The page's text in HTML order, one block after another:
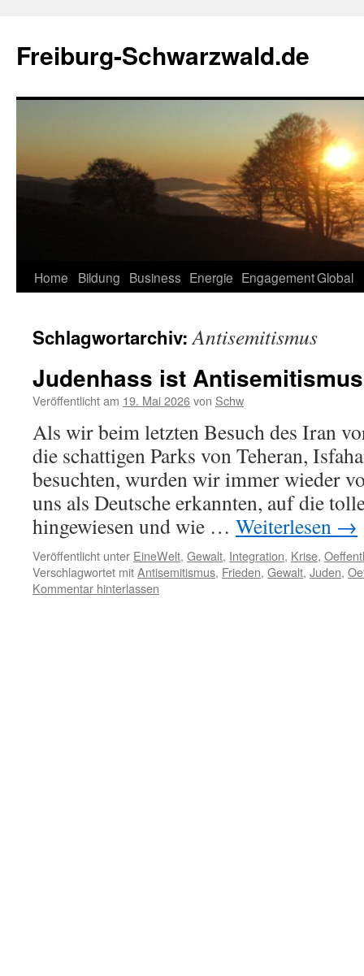
springen
Freiburg-Schwarzwald.de
Home Bildung Business Energie EngagementGlobal
Schlagwortarchiv:Antisemitismus
Judenhass ist Antisemitismus
Veröffentlicht am 19. Mai 2026von Schw
Als wir beim letzten Besuch des Iran
die schattigen Parks von Teheran,
besuchten, wurden wir immer wieder
uns als Deutsche erkannten, auf die
hingewiesen und wie … Weiterlesen →
Veröffentlicht unter EineWelt, Gewalt, Integration, Krise,
Verschlagwortet mitAntisemitismus, Frieden, Gewalt, Juden,
Kommentar hinterlassen